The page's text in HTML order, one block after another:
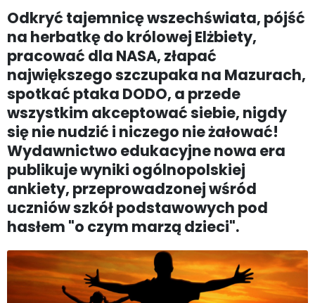
Odkryć tajemnicę wszechświata, pójść
na herbatkę do królowej Elżbiety,
pracować dla NASA, złapać
największego szczupaka na Mazurach,
spotkać ptaka DODO, a przede
wszystkim akceptować siebie, nigdy
się nie nudzić i niczego nie żałować!
Wydawnictwo edukacyjne nowa era
publikuje wyniki ogólnopolskiej
ankiety, przeprowadzonej wśród
uczniów szkół podstawowych pod
hasłem "o czym marzą dzieci".